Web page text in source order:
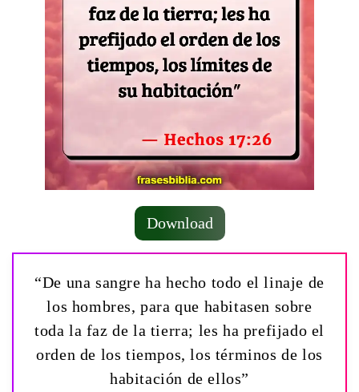
Download
“De una sangre ha hecho todo el linaje de
los hombres, para que habitasen sobre
toda la faz de la tierra; les ha prefijado el
orden de los tiempos, los términos de los
habitación de ellos”